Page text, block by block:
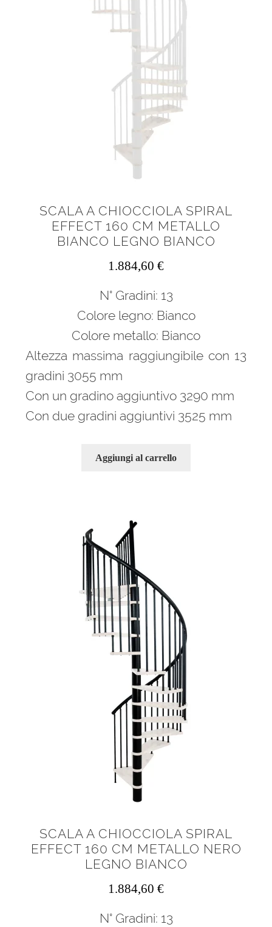
SCALA A CHIOCCIOLA SPIRAL
EFFECT 160 CM METALLO
BIANCO LEGNO BIANCO
1.884,60 €
N° Gradini: 13
Colore legno: Bianco
Colore metallo: Bianco
Altezza massima raggiungibile con 13
gradini 3055 mm
Con un gradino aggiuntivo 3290 mm
Con due gradini aggiuntivi 3525 mm
Aggiungi al carrello
SCALA A CHIOCCIOLA SPIRAL
EFFECT 160 CM METALLO NERO
LEGNO BIANCO
1.884,60 €
N° Gradini: 13